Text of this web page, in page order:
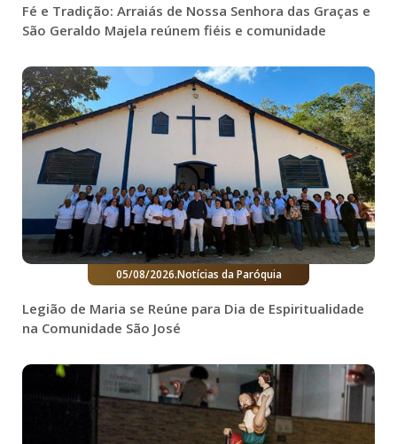
Fé e Tradição: Arraiás de Nossa Senhora das Graças e
São Geraldo Majela reúnem fiéis e comunidade
05/08/2026.Notícias da Paróquia
Legião de Maria se Reúne para Dia de Espiritualidade
na Comunidade São José